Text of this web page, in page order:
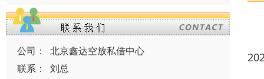
公司：
北京鑫达空放私借中心
联系：
刘总